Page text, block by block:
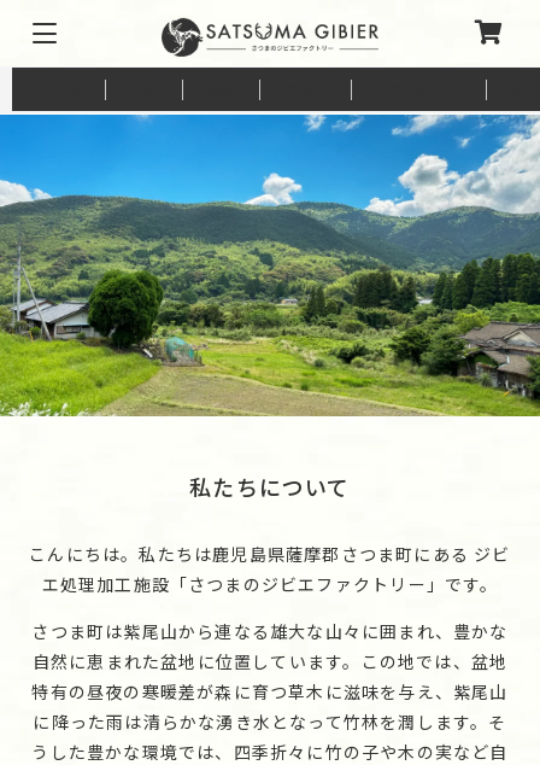
私たちについて
こんにちは。私たちは鹿児島県薩摩郡さつま町にある ジビ
エ処理加工施設「さつまのジビエファクトリー」です。
さつま町は紫尾山から連なる雄大な山々に囲まれ、 豊かな
自然に恵まれた盆地に位置しています。
この地では、盆地
特有の昼夜の寒暖差が森に育つ草木に滋味を与え、 紫尾山
に降った雨は清らかな湧き水となって竹林を潤します。 そ
うした豊かな環境では、四季折々に竹の子や木の実など自